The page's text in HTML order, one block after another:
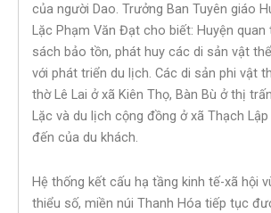
của người Dao. Trưởng Ban Tuyên giáo
Lặc Phạm Văn Đạt cho biết: Huyện
sách bảo tồn, phát huy các di sản vật
với phát triển du lịch. Các di sản phi vật
thờ Lê Lai ở xã Kiên Thọ, Bàn Bù ở thị
Lặc và du lịch cộng đồng ở xã Thạch
đến của du khách.
Hệ thống kết cấu hạ tầng kinh tế-xã hội
thiểu số, miền núi Thanh Hóa tiếp tục